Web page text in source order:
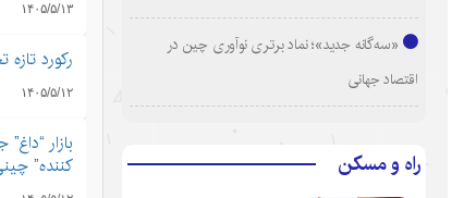
«سه‌گانه جدید»؛ نماد برتری نوآوری چین در
اقتصاد جهانی
راه و مسکن
۱۴۰۵/۵/۱۳
رکورد
۱۴۰۵/۵/۱۲
بازار
کننده”